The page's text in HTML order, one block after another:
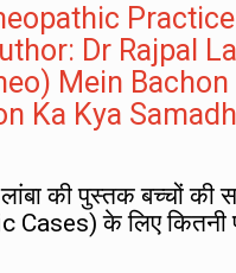
Dr Rajpal
Mein Bachon
Ka Kya
लांबा की पुस्तक बच्चों की
Cases) के लिए कितनी